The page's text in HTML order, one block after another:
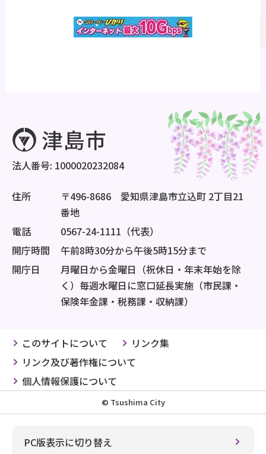
法人番号: 1000020232084
住所
〒496-8686 愛知県津島市立込町 2丁目21
番地
電話
0567-24-1111（代表）
開庁時間
午前8時30分から午後5時15分まで
開庁日
月曜日から金曜日（祝休日・年末年始を除
く）毎週水曜日に窓口延長実施（市民課・
保険年金課・税務課・収納課）
このサイトについて
リンク集
リンク及び著作権について
個人情報保護について
© Tsushima City
PC版表示に切り替え